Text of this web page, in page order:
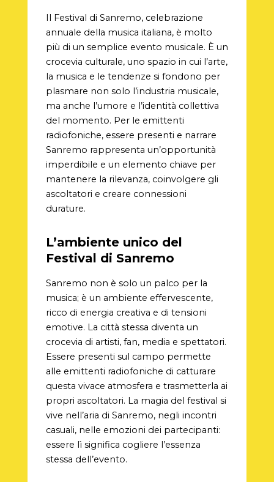
Il Festival di Sanremo, celebrazione
annuale della musica italiana, è molto
più di un semplice evento musicale. È un
crocevia culturale, uno spazio in cui l’arte,
la musica e le tendenze si fondono per
plasmare non solo l’industria musicale,
ma anche l’umore e l’identità collettiva
del momento. Per le emittenti
radiofoniche, essere presenti e narrare
Sanremo rappresenta un’opportunità
imperdibile e un elemento chiave per
mantenere la rilevanza, coinvolgere gli
ascoltatori e creare connessioni
durature.
L’ambiente unico del
Festival di Sanremo
Sanremo non è solo un palco per la
musica; è un ambiente effervescente,
ricco di energia creativa e di tensioni
emotive. La città stessa diventa un
crocevia di artisti, fan, media e spettatori.
Essere presenti sul campo permette
alle emittenti radiofoniche di catturare
questa vivace atmosfera e trasmetterla ai
propri ascoltatori. La magia del festival si
vive nell’aria di Sanremo, negli incontri
casuali, nelle emozioni dei partecipanti:
essere lì significa cogliere l’essenza
stessa dell’evento.